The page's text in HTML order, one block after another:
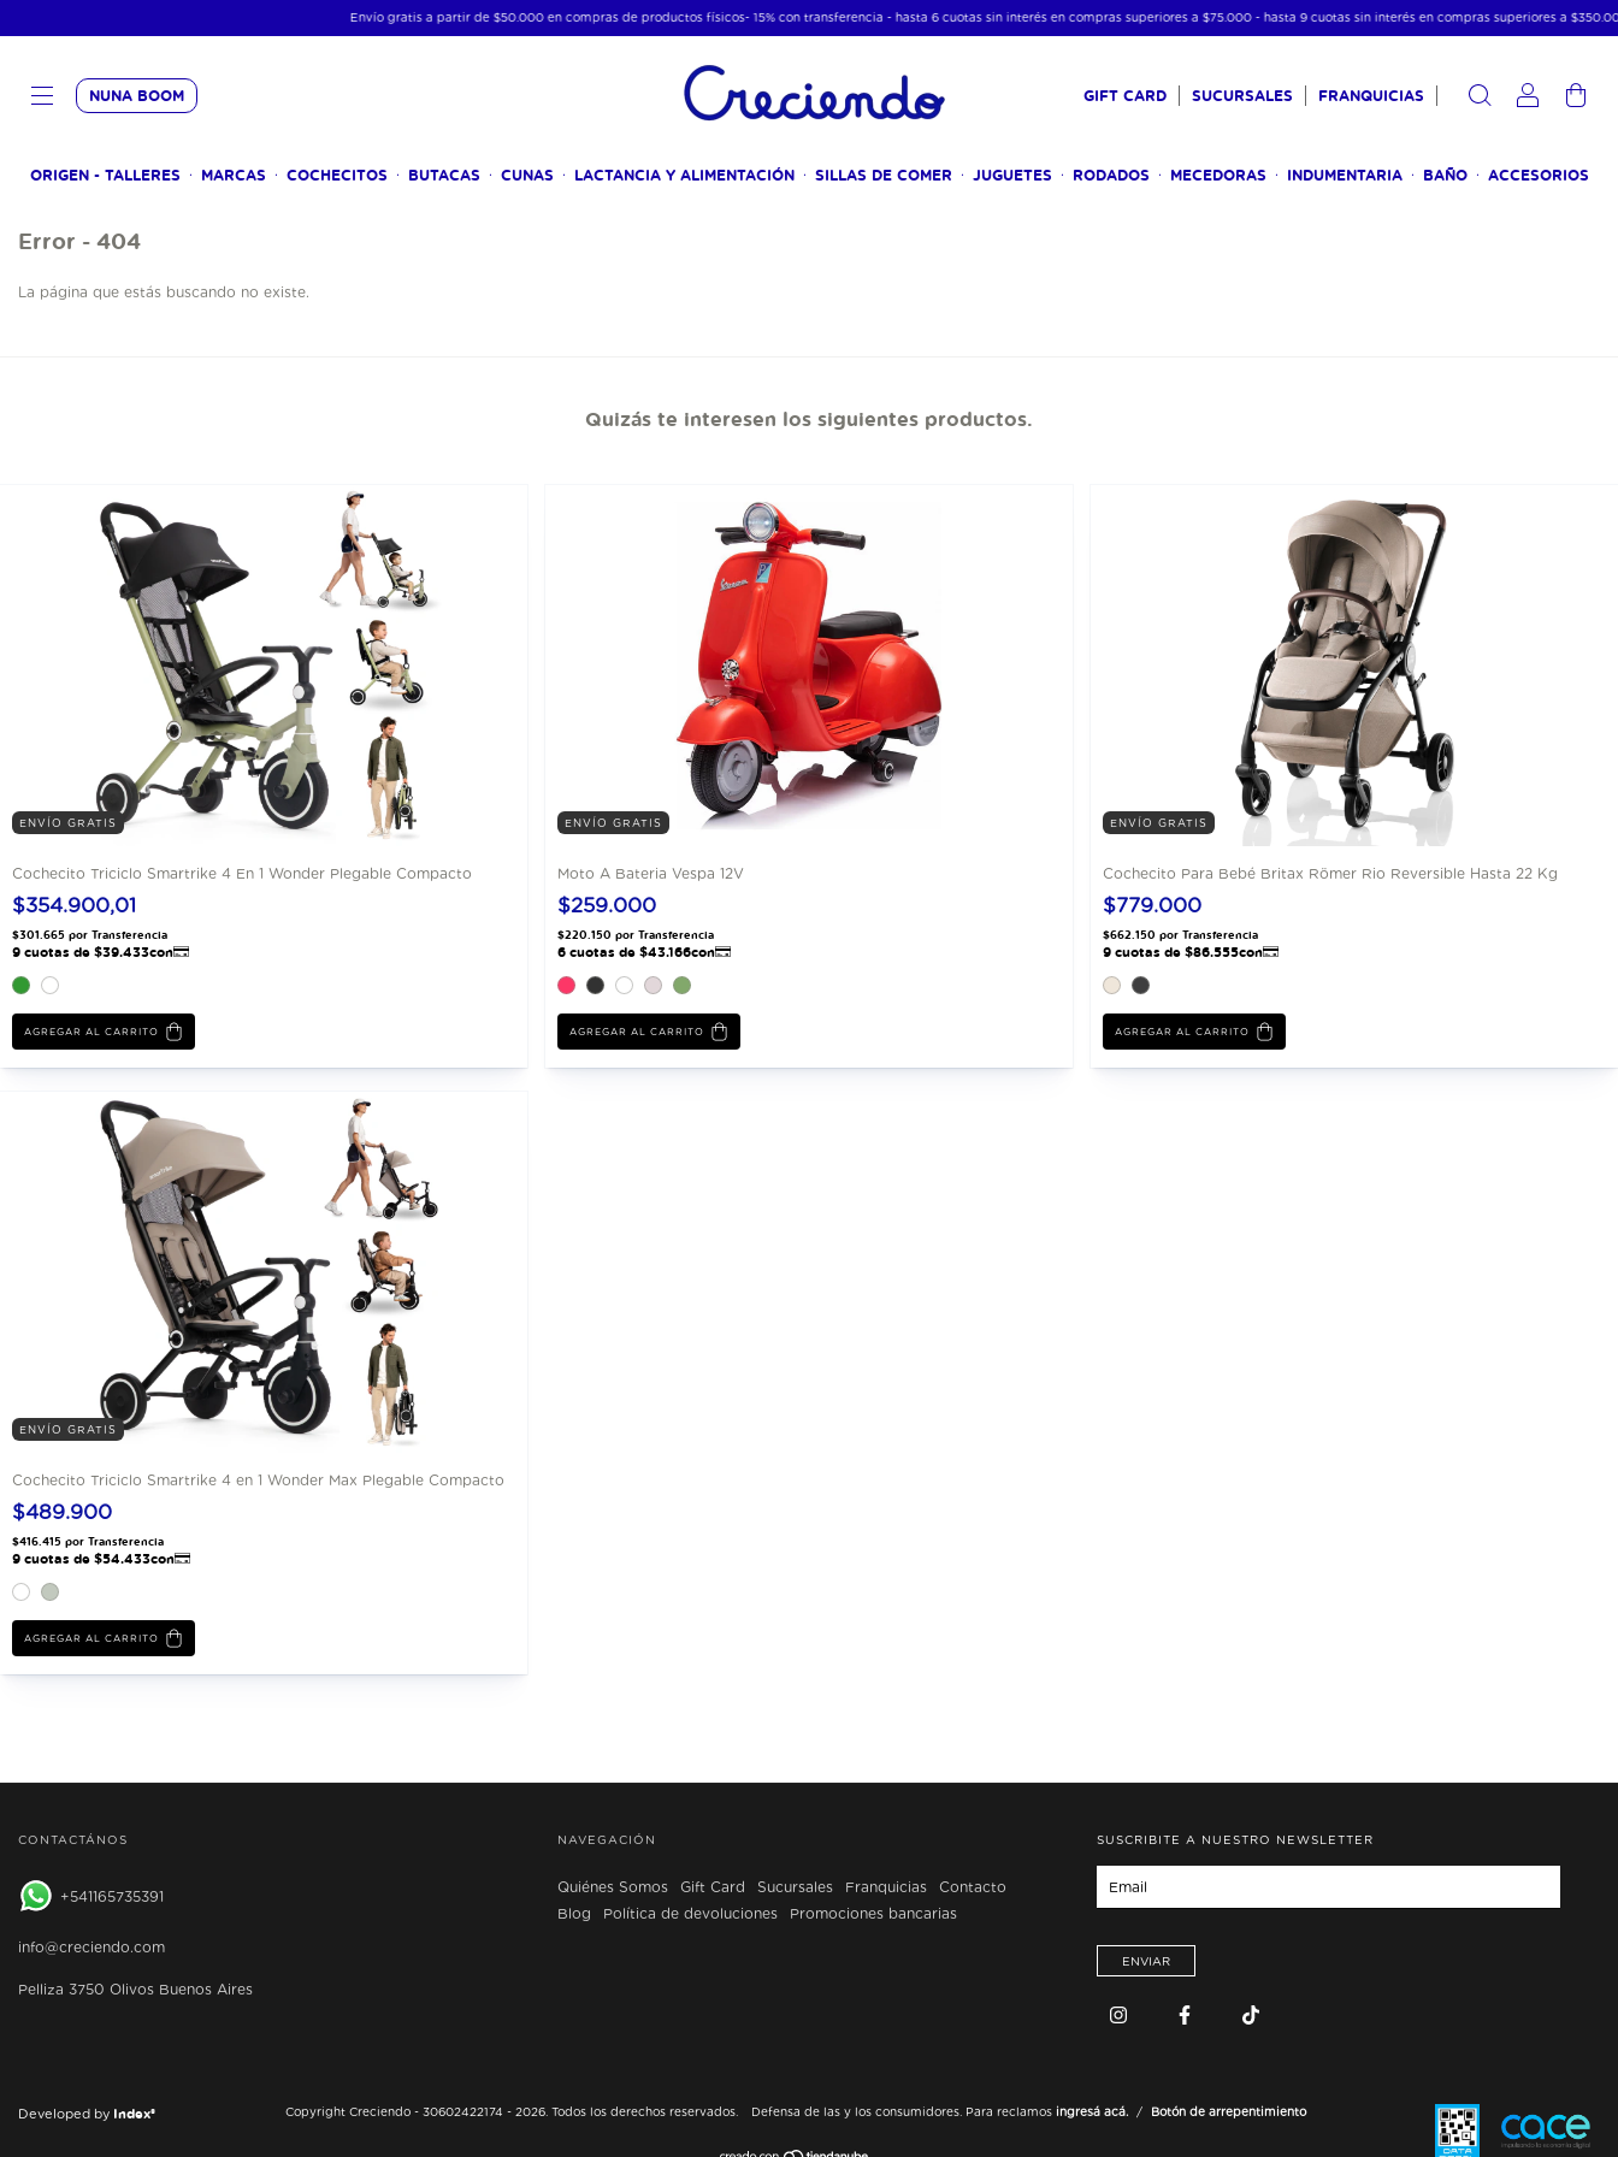
Envío gratis a partir de $50.000 en compras de productos físicos- 15% con transferencia - hasta 6 cuotas sin interés en compras superiores a $75.000 - hasta 9 cuotas sin interés en compras superiores a $350.000
NUNA BOOM GIFT CARD SUCURSALES FRANQUICIAS
ORIGEN - TALLERES MARCAS COCHECITOS BUTACAS CUNAS LACTANCIA Y ALIMENTACIÓN SILLAS DE COMER JUGUETES RODADOS MECEDORAS INDUMENTARIA BAÑO ACCESORIOS
Error - 404
La página que estás buscando no existe.
Quizás te interesen los siguientes productos.
ENVÍO GRATIS
Cochecito Triciclo Smartrike 4 En 1 Wonder Plegable Compacto
$354.900,01
AGREGAR AL CARRITO
ENVÍO GRATIS
Moto A Bateria Vespa 12V
$259.000
AGREGAR AL CARRITO
ENVÍO GRATIS
Cochecito Para Bebé Britax Römer Rio Reversible Hasta 22 Kg
$779.000
AGREGAR AL CARRITO
ENVÍO GRATIS
Cochecito Triciclo Smartrike 4 en 1 Wonder Max Plegable Compacto
$489.900
AGREGAR AL CARRITO
SUSCRIBITE A NUESTRO NEWSLETTER
NAVEGACIÓN
Quiénes Somos Gift Card Sucursales Franquicias
Contacto
Blog
Política de devoluciones Promociones bancarias
CONTACTÁNOS
541165735391
info@creciendo.com
Pelliza 3750 Olivos Buenos Aires
Developed by Index® Copyright Creciendo - 30602422174 - 2026. Todos los derechos reservados. Defensa de las y los consumidores. Para reclamos ingresá acá. / Botón de arrepentimiento